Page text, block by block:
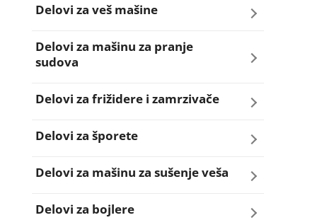
Delovi za veš mašine
Amortizeri za veš mašinu
Delovi za mašinu za pranje
sudova
Creva za sudo mašine
Dihtunzi za sudo mašine
Elektroventili za sudo mašine
Filteri za sudo mašine
Delovi za frižidere i zamrzivače
Aqua filteri za frižidere
Dihtunzi za frižidere i zamrzivače
Elektronika za frižidere i zamrzivače
Delovi za šporete
Dihtunzi za šporete
Dugmad za šporete
Delovi za mašinu za sušenje veša
Dihtunzi mašine za sušenje veša
Delovi za bojlere